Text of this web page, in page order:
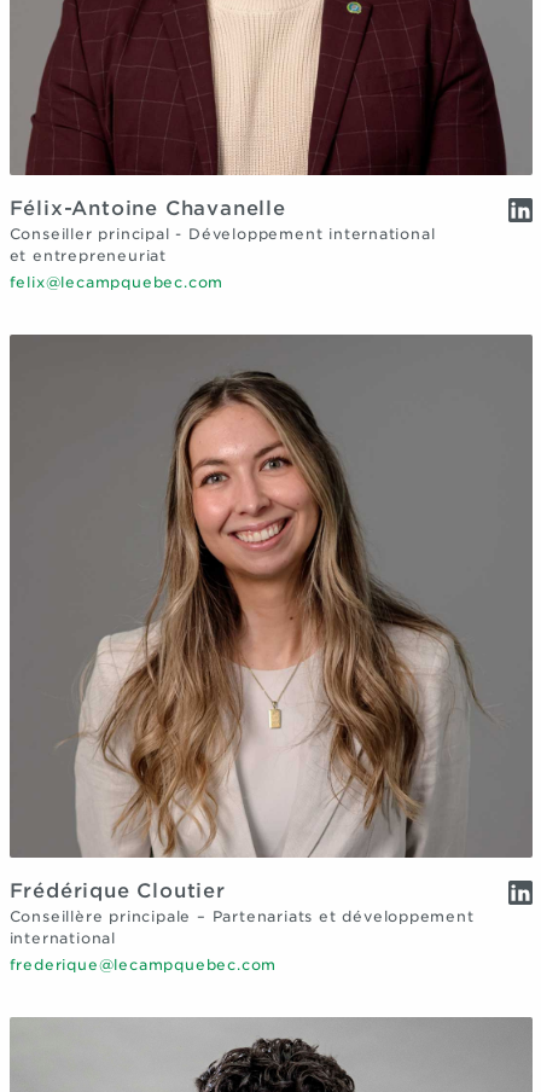
Félix-Antoine Chavanelle
Conseiller principal - Développement international
et entrepreneuriat
felix@lecampquebec.com
Frédérique Cloutier
Conseillère principale – Partenariats et développement
international
frederique@lecampquebec.com